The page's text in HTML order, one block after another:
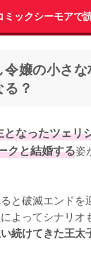
ミックシーモアで
嬢の小さな
？
となったツェリ
クと結婚する姿
と破滅エンドを
よってシナリオ
続けてきた王太